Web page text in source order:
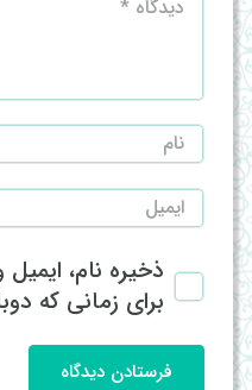
ذخیره نام،
برای زمانی که
فرستادن دیدگاه